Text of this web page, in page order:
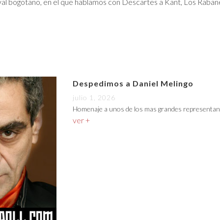
Despedimos a Daniel Melingo
julio 1, 2026
Homenaje a unos de los mas grandes
ver +